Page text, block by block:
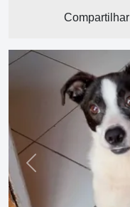
Compartilhar
Previous